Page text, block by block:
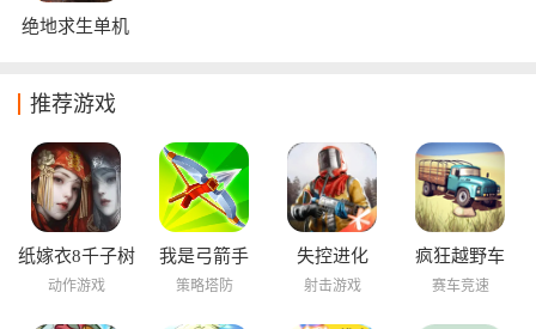
绝地求生单机
推荐游戏
纸嫁衣8千子树
动作游戏
我是弓箭手
策略塔防
失控进化
射击游戏
疯狂越野车
赛车竞速